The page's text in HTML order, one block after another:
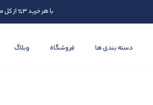
با هر خرید 3٪ از کل مبلغ سفارشتان را در کیف پول دریافت، و برای خرید بعدی از اعتبارتان استفاده کنید
دسته بندی ها فروشگاه وبلاگ